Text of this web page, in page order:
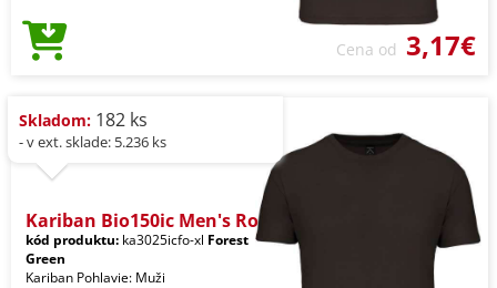
Cena od 3,17€
Skladom: 182 ks
- v ext. sklade: 5.236 ks
Kariban Bio150ic Men's Ro
kód produktu: ka3025icfo-xl Forest
Green
Kariban Pohlavie: Muži